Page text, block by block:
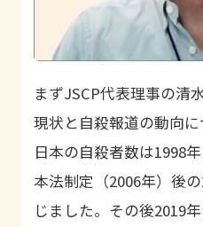
まずJSCP代表理事の清
現状と自殺報道の動向に
日本の自殺者数は1998
本法制定（2006年）後の
じました。その後2019